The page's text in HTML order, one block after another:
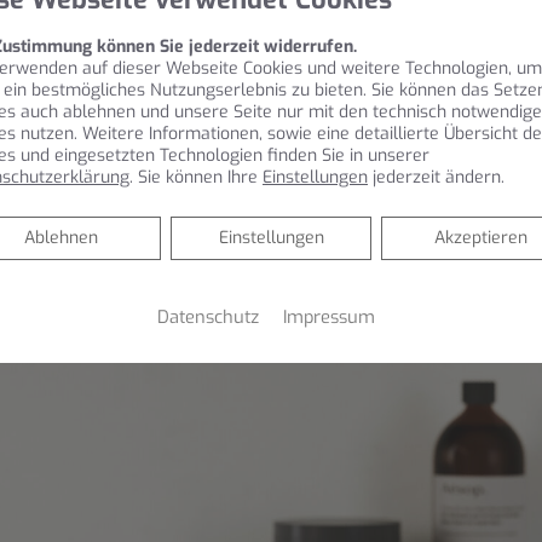
konkaven und konvexen Formen und horizontalen
und Waschtischkante vor, mal weichen sie sich
Beckenvolumen und seitlicher Ablagefläche. Auch
folgen diesem rhythmischen Richtungswechsel: Während
schafft, wölbt sich das darüber
Die Schränke nehmen das horizontale
Griffmulden auf.
können Sie jederzeit widerrufen.
auf dieser Webseite Cookies und weitere Technologien, um
ein bestmögliches Nutzungserlebnis zu bieten. Sie können das
auch ablehnen und unsere Seite nur mit den technisch
nutzen. Weitere Informationen, sowie eine detaillierte Übersicht
und eingesetzten Technologien finden Sie in unserer
. Sie können Ihre Einstellungen jederzeit ändern.
Akzeptieren
Einstellungen
Ablehnen
Ablehnen
Datenschutz Impressum